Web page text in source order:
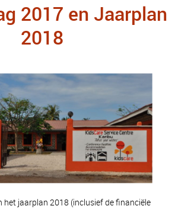
2017 en Jaarplan
2018
het jaarplan 2018 (inclusief de financiële